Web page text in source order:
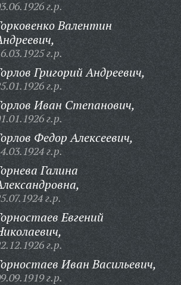
г.р.
Валентин
г.р.
Григорий Андреевич,
г.р.
Иван Степанович,
г.р.
Федор Алексеевич,
г.р.
Галина
г.р.
Евгений
г.р.
Иван Васильевич,
г.р.